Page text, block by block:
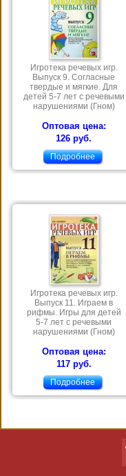
Игротека речевых игр.
Выпуск 9. Согласные
твердые и мягкие. Для
детей 5-7 лет с речевыми
нарушениями (Гном)
Оптовая цена:
126 руб.
Подробнее
Игротека речевых игр.
Выпуск 11. Играем в
рифмы. Игры для детей
5-7 лет с речевыми
нарушениями (Гном)
Оптовая цена:
117 руб.
Подробнее